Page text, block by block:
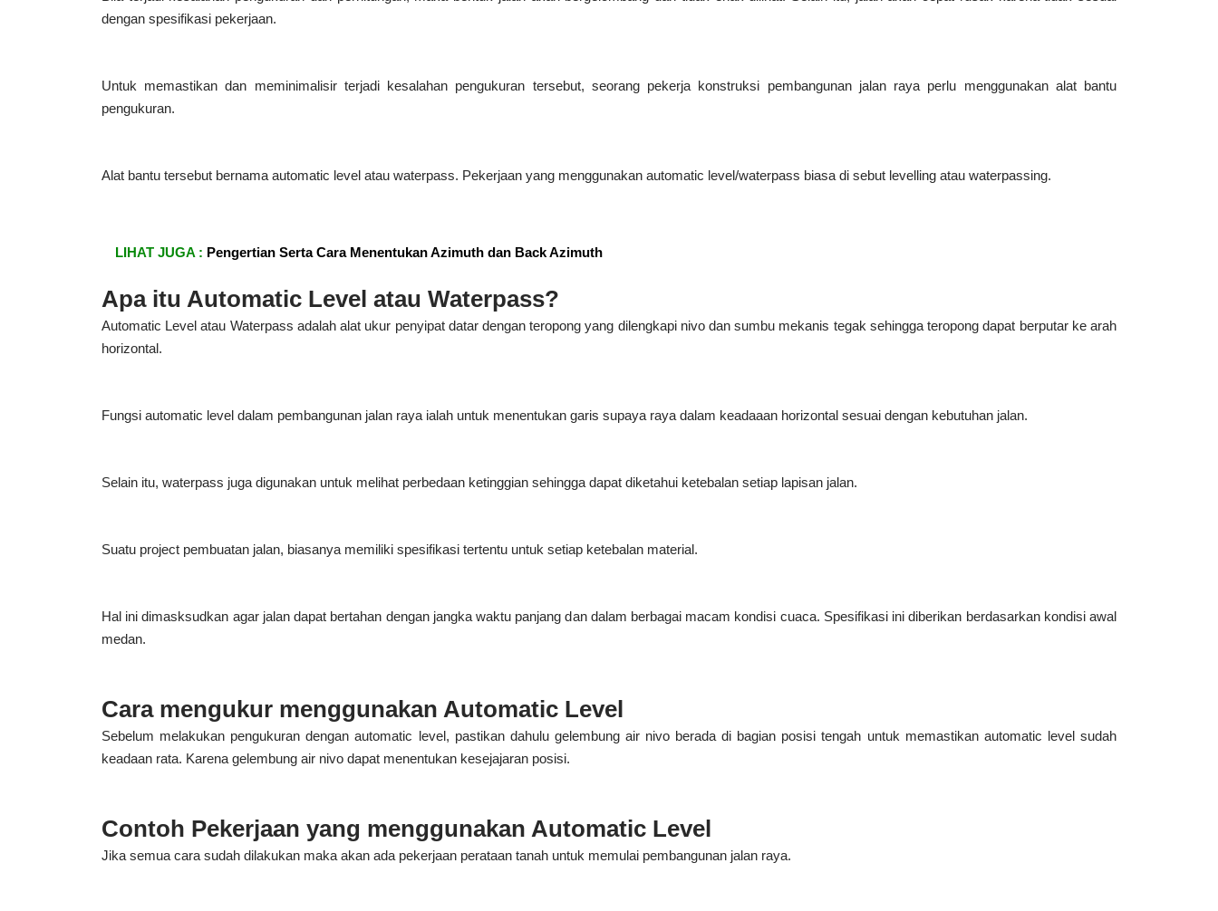
dengan spesifikasi pekerjaan.
Untuk memastikan dan meminimalisir terjadi kesalahan pengukuran tersebut, seorang pekerja konstruksi pembangunan jalan raya perlu menggunakan alat bantu
pengukuran.
Alat bantu tersebut bernama automatic level atau waterpass. Pekerjaan yang menggunakan automatic level/waterpass biasa di sebut levelling atau waterpassing.
LIHAT JUGA : Pengertian Serta Cara Menentukan Azimuth dan Back Azimuth
Apa itu Automatic Level atau Waterpass?
Automatic Level atau Waterpass adalah alat ukur penyipat datar dengan teropong yang dilengkapi nivo dan sumbu mekanis tegak sehingga teropong dapat berputar ke arah
horizontal.
Fungsi automatic level dalam pembangunan jalan raya ialah untuk menentukan garis supaya raya dalam keadaaan horizontal sesuai dengan kebutuhan jalan.
Selain itu, waterpass juga digunakan untuk melihat perbedaan ketinggian sehingga dapat diketahui ketebalan setiap lapisan jalan.
Suatu project pembuatan jalan, biasanya memiliki spesifikasi tertentu untuk setiap ketebalan material.
Hal ini dimasksudkan agar jalan dapat bertahan dengan jangka waktu panjang dan dalam berbagai macam kondisi cuaca. Spesifikasi ini diberikan berdasarkan kondisi awal
medan.
Cara mengukur menggunakan Automatic Level
Sebelum melakukan pengukuran dengan automatic level, pastikan dahulu gelembung air nivo berada di bagian posisi tengah untuk memastikan automatic level sudah
keadaan rata. Karena gelembung air nivo dapat menentukan kesejajaran posisi.
Contoh Pekerjaan yang menggunakan Automatic Level
Jika semua cara sudah dilakukan maka akan ada pekerjaan perataan tanah untuk memulai pembangunan jalan raya.